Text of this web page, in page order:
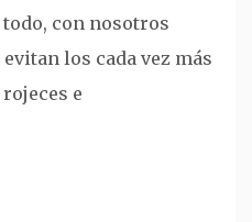
con nosotros
los cada vez más
e